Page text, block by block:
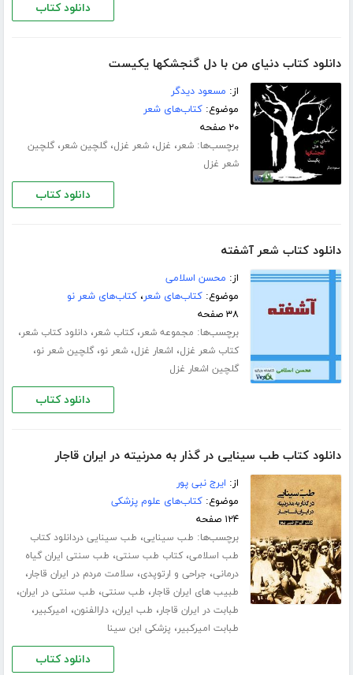
دانلود کتاب
دانلود کتاب دنیای من با دل گنجشکها یکیست
از: مسعود دیدگر
موضوع:کتاب‌های شعر
۲۰ صفحه
برچسب‌ها:شعر، غزل،شعر غزل،گلچین شعر،گلچین
شعر غزل
دانلود کتاب
دانلود کتاب شعر آشفته
از: محسن اسلامی
موضوع:کتاب‌های شعر،کتاب‌های شعر نو
۳۸ صفحه
برچسب‌ها: مجموعه شعر،کتاب شعر،دانلود کتاب شعر،
کتاب شعر غزل، اشعار غزل،شعر نو،گلچین شعر نو،
گلچین اشعار غزل
دانلود کتاب
دانلود کتاب طب سینایی در گذار به مدرنیته در ایران قاجار
از: ایرج نبی پور
موضوع:کتاب‌های علوم پزشکی
۱۲۴ صفحه
برچسب‌ها: طب سینایی، طب سینایی دردانلود کتاب
طب اسلامی،کتاب طب سنتی، طب سنتی ایران گیاه
درمانی، جراحی و ارتوپدی، سلامت مردم در ایران قاجار،
طبیب های ایران قاجار، طب سنتی، طب سنتی در ایران،
طبابت در ایران قاجار، طب ایران،دارالفنون، امیرکبیر،
طبابت امیرکبیر، پزشکی ابن سینا
دانلود کتاب